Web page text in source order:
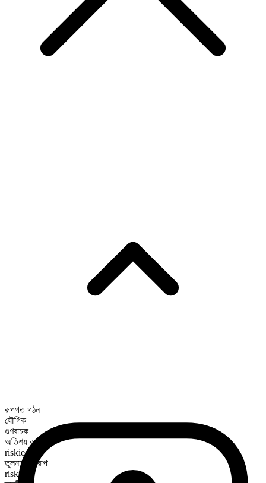
রূপগত গঠন
যৌগিক
গুণবাচক
অতিশয় রূপ
riskiest
তুলনামূলক রূপ
riskier